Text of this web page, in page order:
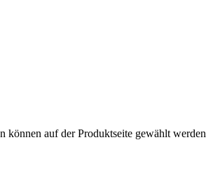
können auf der Produktseite gewählt werden